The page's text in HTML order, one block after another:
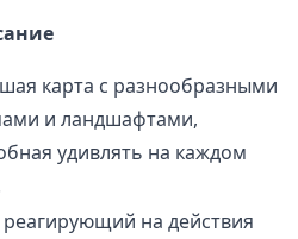
карта с разнообразными
и ландшафтами,
удивлять на каждом
на действия